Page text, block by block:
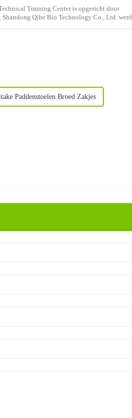
Training Center is opgericht door
Qihe Bio Technology Co., Ltd. werd
Paddenstoelen Broed Zakjes